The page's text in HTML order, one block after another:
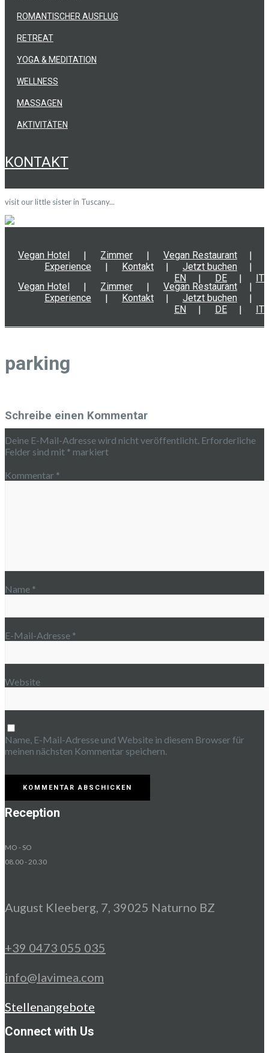
YOGA & MEDITATION
WELLNESS
MASSAGEN
AKTIVITÄTEN
ROMANTISCHER AUSFLUG
RETREAT
KONTAKT
visit our little sister in Tuscany...
Vegan Hotel Zimmer
Vegan Restaurant
Experience
Kontakt
Jetzt buchen
EN
DE IT
Vegan Hotel Zimmer
Vegan Restaurant
Experience
Kontakt
Jetzt buchen
EN
DE IT
parking
Schreibe einen Kommentar
Deine E-Mail-Adresse wird nicht veröffentlicht. Erforderliche
Felder sind mit * markiert
Kommentar *
Name *
E-Mail-Adresse *
Website
Name, E-Mail-Adresse und Website in diesem Browser für
meinen nächsten Kommentar speichern.
Reception
MO - SO
08.00 - 20.30
August Kleeberg, 7, 39025 Naturno BZ
+39 0473 055 035
info@lavimea.com
Stellenangebote
Connect with Us